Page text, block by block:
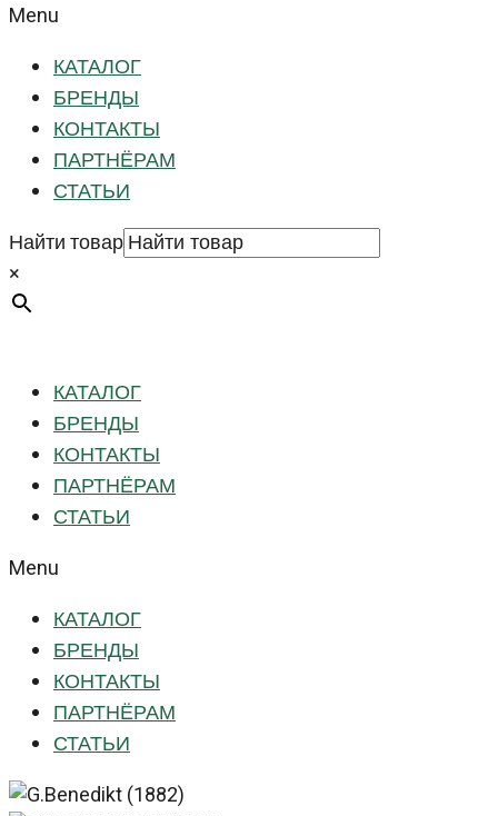
Menu
КАТАЛОГ
БРЕНДЫ
КОНТАКТЫ
ПАРТНЁРАМ
СТАТЬИ
Найти товар
×
КАТАЛОГ
БРЕНДЫ
КОНТАКТЫ
ПАРТНЁРАМ
СТАТЬИ
Menu
КАТАЛОГ
БРЕНДЫ
КОНТАКТЫ
ПАРТНЁРАМ
СТАТЬИ